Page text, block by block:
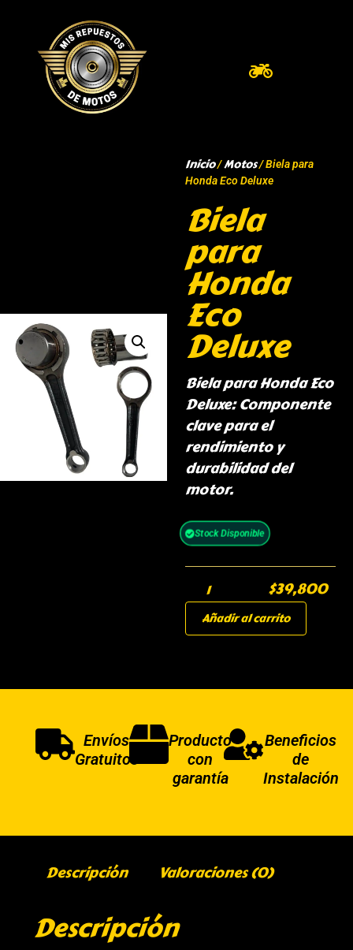
Inicio/Motos/ Biela para
Honda Eco Deluxe
Biela
para
Honda
Eco
Deluxe
Biela para Honda Eco
Deluxe: Componente
clave para el
rendimiento y
durabilidad del
motor.
Stock Disponible
$39,800
Añadir al carrito
Envíos
Gratuitos
Producto
con
garantía
Beneficios
de
Instalación
Descripción Valoraciones (0)
Descripción